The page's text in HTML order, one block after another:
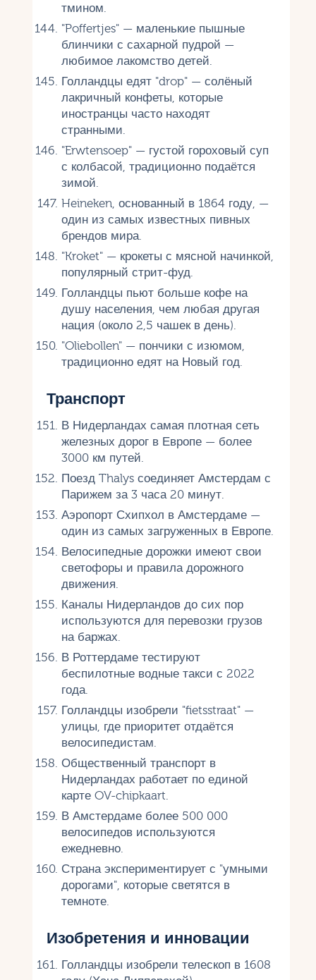
тмином.
"Poffertjes" — маленькие пышные
блинчики с сахарной пудрой —
любимое лакомство детей.
Голландцы едят "drop" — солёный
лакричный конфеты, которые
иностранцы часто находят
странными.
"Erwtensoep" — густой гороховый суп
с колбасой, традиционно подаётся
зимой.
Heineken, основанный в 1864 году, —
один из самых известных пивных
брендов мира.
"Kroket" — крокеты с мясной начинкой,
популярный стрит-фуд.
Голландцы пьют больше кофе на
душу населения, чем любая другая
нация (около 2,5 чашек в день).
"Oliebollen" — пончики с изюмом,
традиционно едят на Новый год.
Транспорт
В Нидерландах самая плотная сеть
железных дорог в Европе — более
3000 км путей.
Поезд Thalys соединяет Амстердам с
Парижем за 3 часа 20 минут.
Аэропорт Схипхол в Амстердаме —
один из самых загруженных в Европе.
Велосипедные дорожки имеют свои
светофоры и правила дорожного
движения.
Каналы Нидерландов до сих пор
используются для перевозки грузов
на баржах.
В Роттердаме тестируют
беспилотные водные такси с 2022
года.
Голландцы изобрели "fietsstraat" —
улицы, где приоритет отдаётся
велосипедистам.
Общественный транспорт в
Нидерландах работает по единой
карте OV-chipkaart.
В Амстердаме более 500 000
велосипедов используются
ежедневно.
Страна экспериментирует с "умными
дорогами", которые светятся в
темноте.
Изобретения и инновации
Голландцы изобрели телескоп в 1608